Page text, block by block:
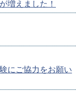
増えました！
にご協力をお願い